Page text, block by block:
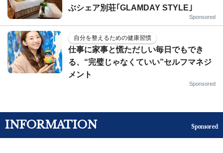
ぶシェア別荘｢GLAMDAY STYLE｣
Sponsored
自分を整えるための健康習慣
仕事に家事と慌ただしい毎日でもでき
る、“完璧じゃなくていい”セルフマネジ
メント
Sponsored
INFORMATION Sponsored